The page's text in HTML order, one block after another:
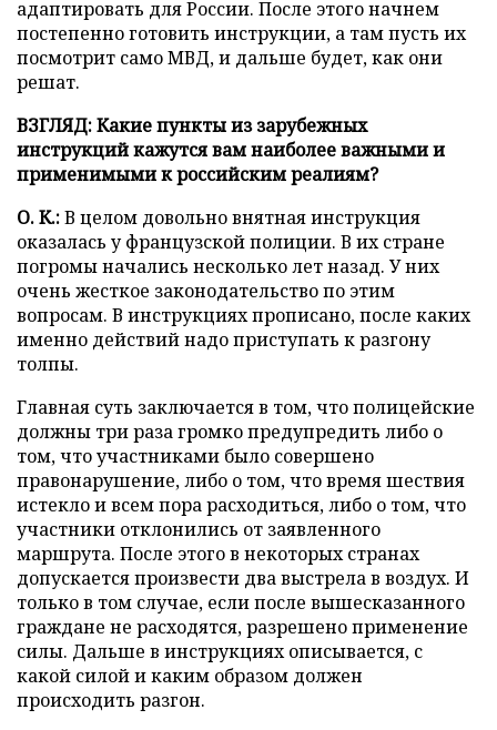
адаптировать для России. После этого начнем
постепенно готовить инструкции, а там пусть их
посмотрит само МВД, и дальше будет, как они
решат.
ВЗГЛЯД: Какие пункты из зарубежных
инструкций кажутся вам наиболее важными и
применимыми к российским реалиям?
О. К.:В целом довольно внятная инструкция
оказалась у французской полиции. В их стране
погромы начались несколько лет назад. У них
очень жесткое законодательство по этим
вопросам. В инструкциях прописано, после каких
именно действий надо приступать к разгону
толпы.
Главная суть заключается в том, что полицейские
должны три раза громко предупредить либо о
том, что участниками было совершено
правонарушение, либо о том, что время шествия
истекло и всем пора расходиться, либо о том, что
участники отклонились от заявленного
маршрута. После этого в некоторых странах
допускается произвести два выстрела в воздух. И
только в том случае, если после вышесказанного
граждане не расходятся, разрешено применение
силы. Дальше в инструкциях описывается, с
какой силой и каким образом должен
происходить разгон.